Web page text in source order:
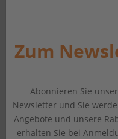
Zum
Abonnieren Sie
Newsletter und Sie
Angebote und unsere
erhalten Sie bei